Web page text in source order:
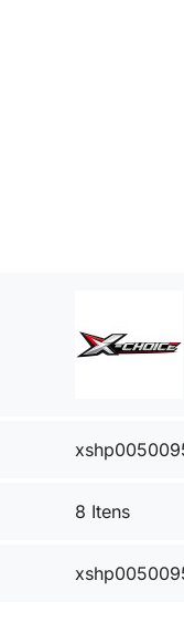
8 Itens